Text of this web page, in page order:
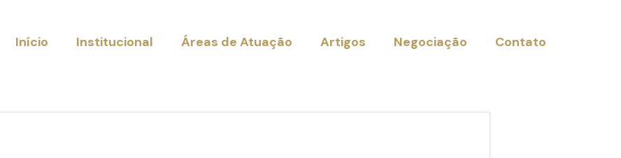
Início Institucional Áreas de Atuação Artigos Negociação Contato